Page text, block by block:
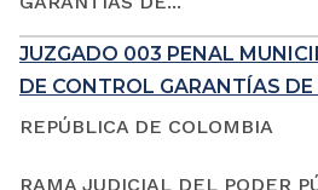
JUZGADO 003 PENAL
DE CONTROL GARANTÍAS
REPÚBLICA DE COLOMBIA
RAMA JUDICIAL DEL PODER